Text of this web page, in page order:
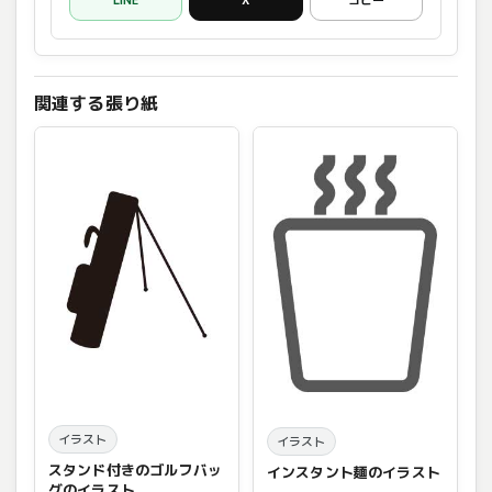
関連する張り紙
イラスト
スタンド付きのゴルフバッ
イラスト
インスタント麺のイラスト